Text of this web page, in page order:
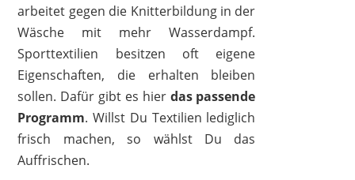
arbeitet gegen die Knitterbildung in der
Wäsche mit mehr Wasserdampf.
Sporttextilien besitzen oft eigene
Eigenschaften, die erhalten bleiben
sollen. Dafür gibt es hier das passende
Programm. Willst Du Textilien lediglich
frisch machen, so wählst Du das
Auffrischen.